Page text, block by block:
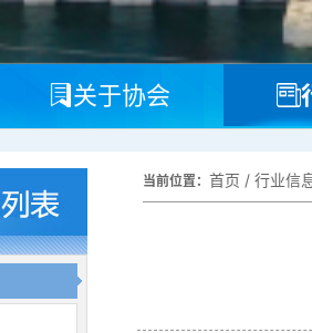
关于协会
当前位置： 首页 / 行业信